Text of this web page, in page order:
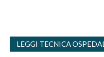
LEGGI TECNICA